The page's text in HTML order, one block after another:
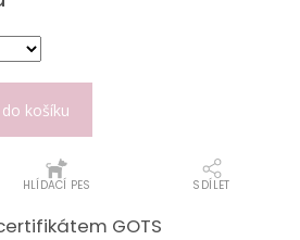
košíku
HLÍDACÍ PES SDÍLET
GOTS